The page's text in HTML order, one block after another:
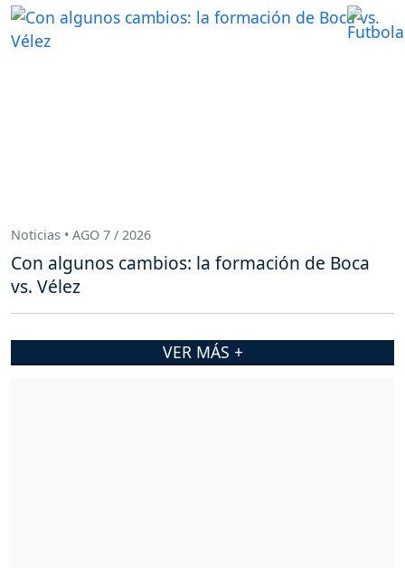
Noticias • AGO 7 / 2026
Con algunos cambios: la formación de Boca
vs. Vélez
VER MÁS +